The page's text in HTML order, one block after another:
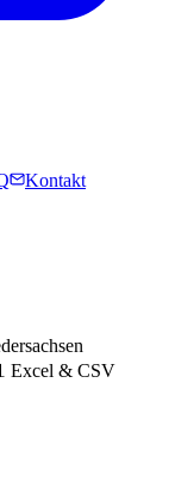
Kontakt
Excel & CSV